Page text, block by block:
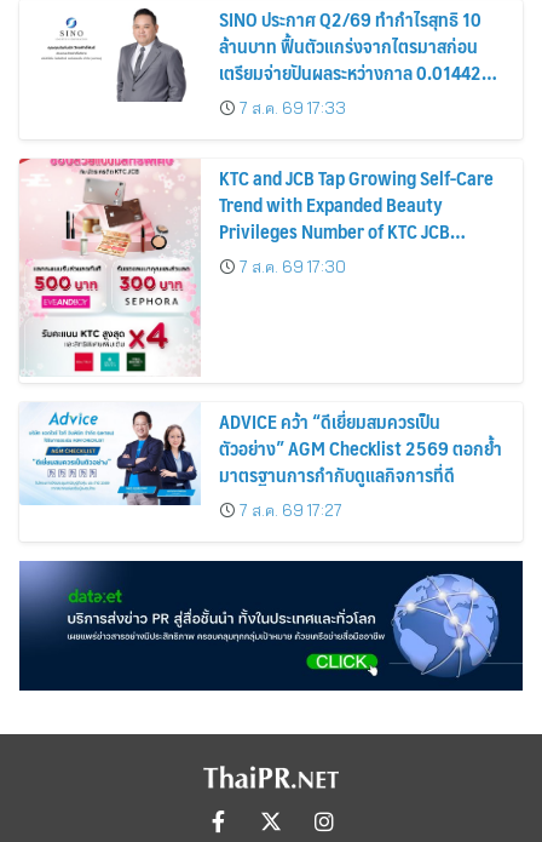
SINO ประกาศ Q2/69 ทำกำไรสุทธิ 10
ล้านบาท ฟื้นตัวแกร่งจากไตรมาสก่อน
เตรียมจ่ายปันผลระหว่างกาล 0.014423
บาทต่อหุ้น ครึ่งปีหลังมุ่งเติบโตต่อเนื่อง
7 ส.ค. 69 17:33
KTC and JCB Tap Growing Self-Care
Trend with Expanded Beauty
Privileges Number of KTC JCB
Cardmembers Spending on
Cosmetics Rises 26%
7 ส.ค. 69 17:30
ADVICE คว้า “ดีเยี่ยมสมควรเป็น
ตัวอย่าง” AGM Checklist 2569 ตอกย้ำ
มาตรฐานการกำกับดูแลกิจการที่ดี
7 ส.ค. 69 17:27